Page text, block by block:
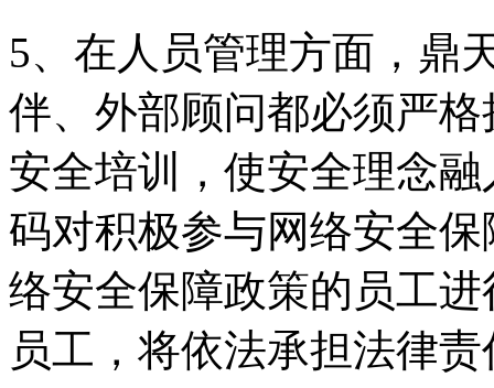
5、在人员管理方面
伴、外部顾问都必须严
安全培训，使安全理
码对积极参与网络安全保
络安全保障政策的员工进
员工，将依法承担法律